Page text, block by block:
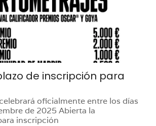
de inscripción para
oficialmente entre los días
de 2025 Abierta la
inscripción